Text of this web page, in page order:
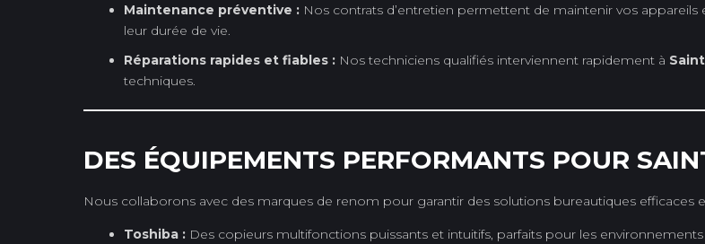
Maintenance préventive : Nos contrats d’entretien permettent de maintenir vos
leur durée de vie.
Réparations rapides et fiables : Nos techniciens qualifiés interviennent rapidement à
techniques.
DES ÉQUIPEMENTS PERFORMANTS POUR
Nous collaborons avec des marques de renom pour garantir des solutions bureautiques efficaces
Toshiba : Des copieurs multifonctions puissants et intuitifs, parfaits pour les